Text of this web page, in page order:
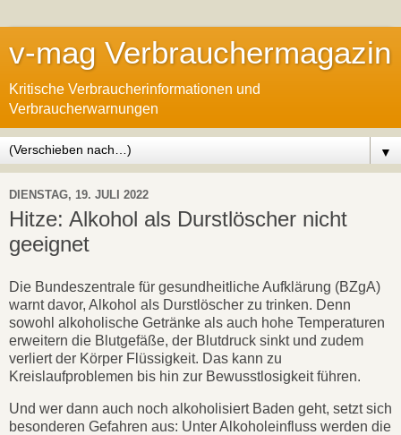
v-mag Verbrauchermagazin
Kritische Verbraucherinformationen und
Verbraucherwarnungen
▼
DIENSTAG, 19. JULI 2022
Hitze: Alkohol als Durstlöscher nicht
geeignet
Die Bundeszentrale für gesundheitliche Aufklärung (BZgA)
warnt davor, Alkohol als Durstlöscher zu trinken. Denn
sowohl alkoholische Getränke als auch hohe Temperaturen
erweitern die Blutgefäße, der Blutdruck sinkt und zudem
verliert der Körper Flüssigkeit. Das kann zu
Kreislaufproblemen bis hin zur Bewusstlosigkeit führen.
Und wer dann auch noch alkoholisiert Baden geht, setzt sich
besonderen Gefahren aus: Unter Alkoholeinfluss werden die